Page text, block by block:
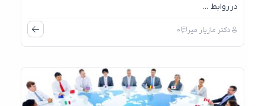
در روابط ...
دکتر مازیار میر 0